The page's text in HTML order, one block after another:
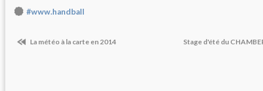
#www.handball
La météo à la carte en 2014 Stage d'été du